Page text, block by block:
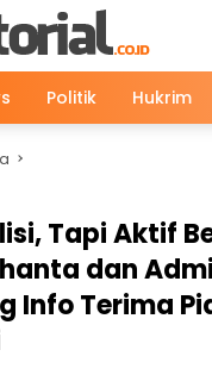
Politik Hukrim
Tapi Aktif
dan
Info Terima